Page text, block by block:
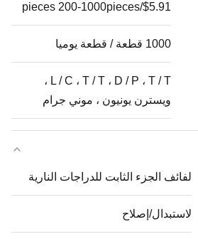
$5.91/pieces 200-1000pieces
1000 قطعة / قطعة يوميا
L / C ، T / T ، D / P ، T / T ،
ويسترن يونيون ، موني جرام
لفائف الجزء الثابت للدراجات النارية
لاستبدال/إصلاح